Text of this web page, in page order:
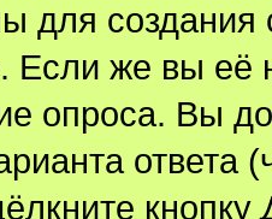
для
. Если же вы её
опроса. Вы
ответа
кнопку